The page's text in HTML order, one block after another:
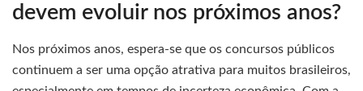
devem evoluir nos próximos anos?
Nos próximos anos, espera-se que os concursos públicos
continuem a ser uma opção atrativa para muitos brasileiros,